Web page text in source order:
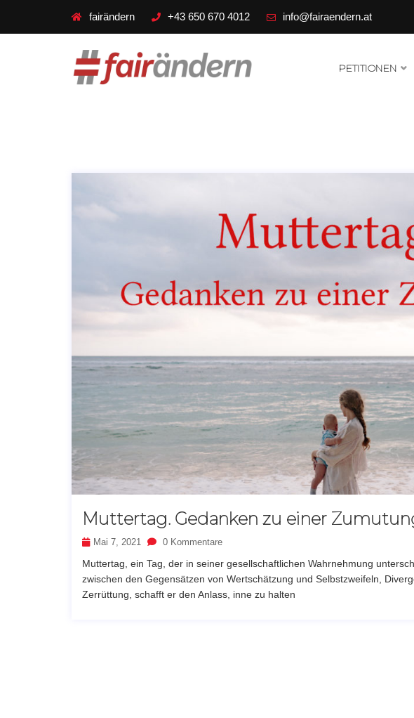
fairändern +43 650 670 4012 info@fairaendern.at
PETITIONEN
Muttertag. Gedanken zu einer
Mai 7, 2021 0 Kommentare
Muttertag, ein Tag, der in seiner gesellschaftlichen Wahrnehmung
zwischen den Gegensätzen von Wertschätzung und Selbstzweifeln,
Zerrüttung, schafft er den Anlass, inne zu halten